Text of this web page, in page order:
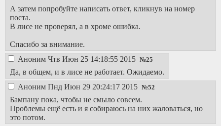
А затем попробуйте написать ответ, кликнув на номер
поста.
В лисе не проверял, а в хроме ошибка.
Спасибо за внимание.
Аноним Чтв Июн 25 14:18:55 2015 №25
Да, в общем, и в лисе не работает. Ожидаемо.
Аноним Пнд Июн 29 20:24:17 2015 №52
Бампану пока, чтобы не смыло совсем.
Проблемы ещё есть и я собираюсь на них жаловаться, но
это потом.